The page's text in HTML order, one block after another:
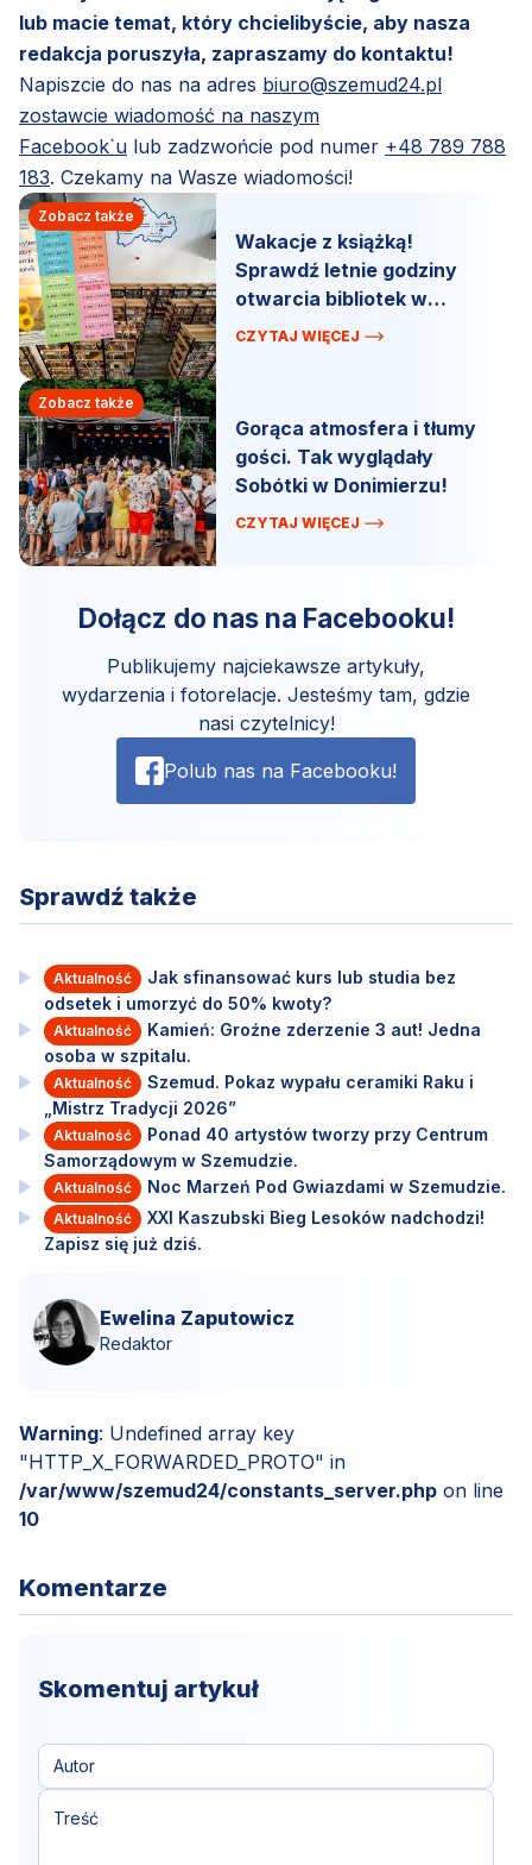
lub macie temat, który chcielibyście, aby nasza
redakcja poruszyła, zapraszamy do kontaktu!
Napiszcie do nas na adres biuro@szemud24.pl
zostawcie wiadomość na naszym
Facebook`u lub zadzwońcie pod numer +48 789 788
183. Czekamy na Wasze wiadomości!
Zobacz także
Wakacje z książką!
Sprawdź letnie godziny
otwarcia bibliotek w
gminie Szemud
CZYTAJ WIĘCEJ
Zobacz także
Gorąca atmosfera i tłumy
gości. Tak wyglądały
Sobótki w Donimierzu!
CZYTAJ WIĘCEJ
Dołącz do nas na Facebooku!
Publikujemy najciekawsze artykuły,
wydarzenia i fotorelacje. Jesteśmy tam, gdzie
nasi czytelnicy!
Polub nas na Facebooku!
Sprawdź także
Aktualność
Jak sfinansować kurs lub studia bez
odsetek i umorzyć do 50% kwoty?
Aktualność
Kamień: Groźne zderzenie 3 aut! Jedna
osoba w szpitalu.
Aktualność
Szemud. Pokaz wypału ceramiki Raku i
„Mistrz Tradycji 2026”
Aktualność
Ponad 40 artystów tworzy przy Centrum
Samorządowym w Szemudzie.
Aktualność Noc Marzeń Pod Gwiazdami w Szemudzie.
Aktualność
XXI Kaszubski Bieg Lesoków nadchodzi!
Zapisz się już dziś.
Ewelina Zaputowicz
Redaktor
Warning: Undefined array key
"HTTP_X_FORWARDED_PROTO" in
/var/www/szemud24/constants_server.php on line
10
Komentarze
Skomentuj artykuł